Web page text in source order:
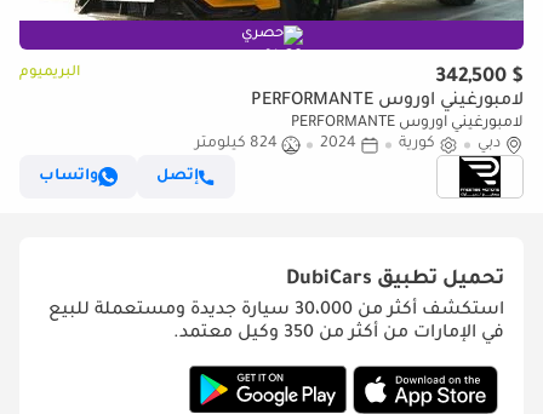
حصري
$ 342,500 البريميوم
لامبورغيني اوروس PERFORMANTE
لامبورغيني اوروس PERFORMANTE
دبي
كورية 2024
824 كيلومتر
إتصل
واتساب
تحميل تطبيق DubiCars
استكشف أكثر من 30،000 سيارة جديدة ومستعملة للبيع
في الإمارات من أكثر من 350 وكيل معتمد.